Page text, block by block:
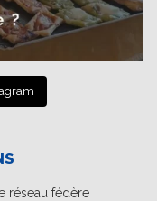
réseau fédère